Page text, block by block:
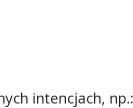
intencjach, np.: